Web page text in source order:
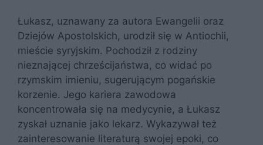
Łukasz, uznawany za autora Ewangelii oraz
Dziejów Apostolskich, urodził się w Antiochii,
mieście syryjskim. Pochodził z rodziny
nieznającej chrześcijaństwa, co widać po
rzymskim imieniu, sugerującym pogańskie
korzenie. Jego kariera zawodowa
koncentrowała się na medycynie, a Łukasz
zyskał uznanie jako lekarz. Wykazywał też
zainteresowanie literaturą swojej epoki, co